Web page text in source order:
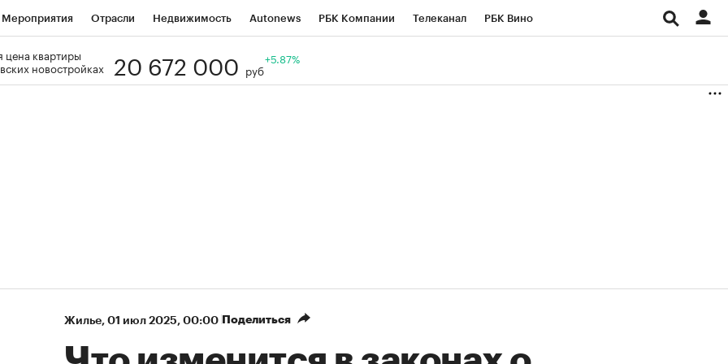
Мероприятия Отрасли Недвижимость Autonews РБК Компании Телеканал РБК Вино
Визионеры
цена квартиры
новостройках
20 672 000 руб
+5.87%
Жилье⁠, 01 июл 2025, 00:00 Поделиться